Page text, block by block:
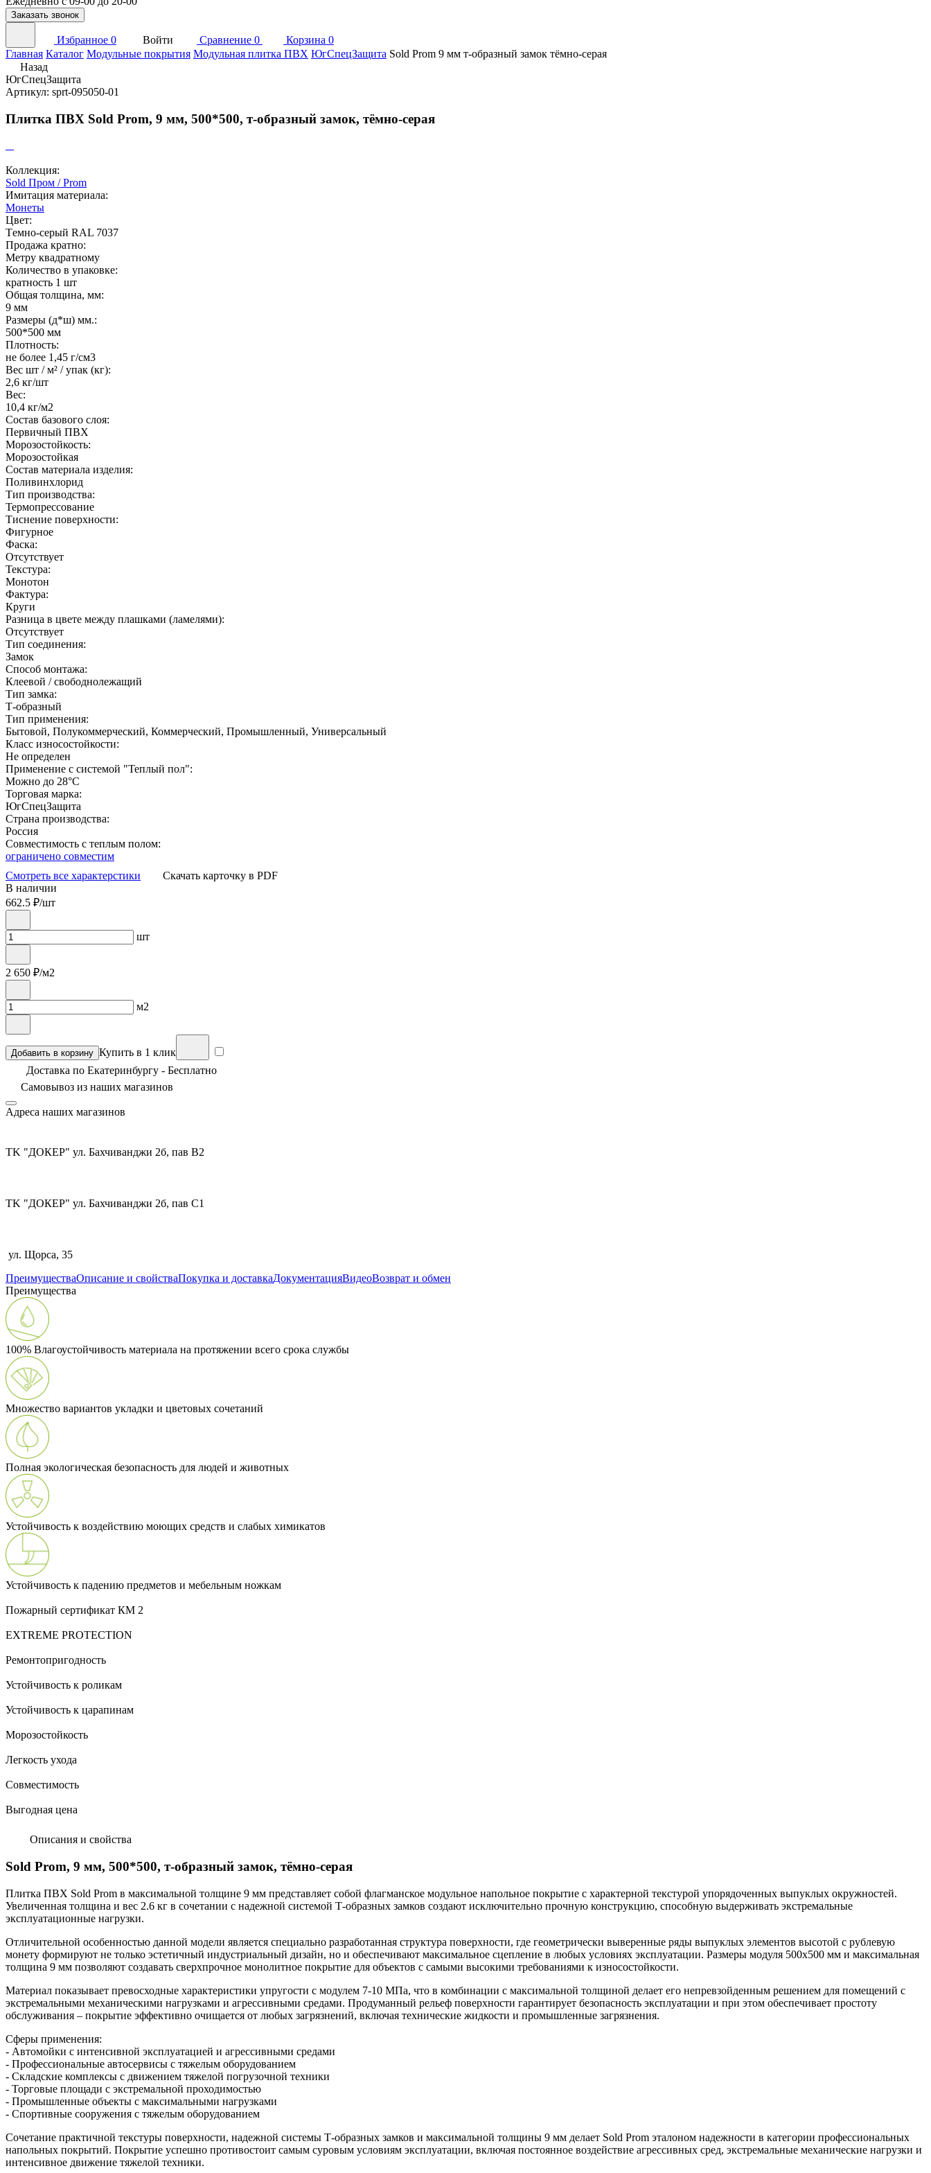
Заказать звонок
Избранное 0 Войти Сравнение 0 Корзина 0
Главная Каталог Модульные покрытия Модульная плитка ПВХ ЮгСпецЗащита Sold Prom 9 мм т-образный замок тёмно-серая
Назад
ЮгСпецЗащита
Артикул: sprt-095050-01
Плитка ПВХ Sold Prom, 9 мм, 500*500, т-образный замок, тёмно-серая
Коллекция:
Sold Пром / Prom
Имитация материала:
Монеты
Цвет:
Тeмно-серый RAL 7037
Продажа кратно:
Метру квадратному
Количество в упаковке:
кратность 1 шт
Общая толщина, мм:
9 мм
Размеры (д*ш) мм.:
500*500 мм
Плотность:
не более 1,45 г/см3
Вес шт / м² / упак (кг):
2,6 кг/шт
Вес:
10,4 кг/м2
Состав базового слоя:
Первичный ПВХ
Морозостойкость:
Морозостойкая
Состав материала изделия:
Поливинхлорид
Тип производства:
Термопрессование
Тиснение поверхности:
Фигурное
Фаска:
Отсутствует
Текстура:
Монотон
Фактура:
Круги
Разница в цвете между плашками (ламелями):
Отсутствует
Тип соединения:
Замок
Способ монтажа:
Клеевой / свободнолежащий
Тип замка:
Т-образный
Тип применения:
Бытовой, Полукоммерческий, Коммерческий, Промышленный, Универсальный
Класс износостойкости:
Не определен
Применение с системой "Теплый пол":
Можно до 28°С
Торговая марка:
ЮгСпецЗащита
Страна производства:
Россия
Совместимость с теплым полом:
ограничено совместим
Смотреть все характерстики
Скачать карточку в PDF
В наличии
662.5 ₽/шт
шт
2 650 ₽/м2
м2
Добавить в корзину Купить в 1 клик
Доставка по Екатеринбургу - Бесплатно
Самовывоз из наших магазинов
Адреса наших магазинов
TK "ДОКЕР" ул. Бахчиванджи 2б, пав В2
TK "ДОКЕР" ул. Бахчиванджи 2б, пав С1
ул. Щорса, 35
ПреимуществаОписание и свойстваПокупка и доставкаДокументацияВидеоВозврат и обмен
Преимущества
100% Влагоустойчивость материала на протяжении всего срока службы
Множество вариантов укладки и цветовых сочетаний
Полная экологическая безопасность для людей и животных
Устойчивость к воздействию моющих средств и слабых химикатов
Устойчивость к падению предметов и мебельным ножкам
Пожарный сертификат КМ 2
EXTREME PROTECTION
Ремонтопригодность
Устойчивость к роликам
Устойчивость к царапинам
Морозостойкость
Легкость ухода
Совместимость
Выгодная цена
Описания и свойства
Sold Prom, 9 мм, 500*500, т-образный замок, тёмно-серая
Плитка ПВХ Sold Prom в максимальной толщине 9 мм представляет собой флагманское модульное напольное покрытие с характерной текстурой упорядоченных выпуклых окружностей.
Увеличенная толщина и вес 2.6 кг в сочетании с надежной системой Т-образных замков создают исключительно прочную конструкцию, способную выдерживать экстремальные
эксплуатационные нагрузки.
Отличительной особенностью данной модели является специально разработанная структура поверхности, где геометрически выверенные ряды выпуклых элементов высотой с рублевую
монету формируют не только эстетичный индустриальный дизайн, но и обеспечивают максимальное сцепление в любых условиях эксплуатации. Размеры модуля 500х500 мм и максимальная
толщина 9 мм позволяют создавать сверхпрочное монолитное покрытие для объектов с самыми высокими требованиями к износостойкости.
Материал показывает превосходные характеристики упругости с модулем 7-10 МПа, что в комбинации с максимальной толщиной делает его непревзойденным решением для помещений с
экстремальными механическими нагрузками и агрессивными средами. Продуманный рельеф поверхности гарантирует безопасность эксплуатации и при этом обеспечивает простоту
обслуживания – покрытие эффективно очищается от любых загрязнений, включая технические жидкости и промышленные загрязнения.
Сферы применения:
- Автомойки с интенсивной эксплуатацией и агрессивными средами
- Профессиональные автосервисы с тяжелым оборудованием
- Складские комплексы с движением тяжелой погрузочной техники
- Торговые площади с экстремальной проходимостью
- Промышленные объекты с максимальными нагрузками
- Спортивные сооружения с тяжелым оборудованием
Сочетание практичной текстуры поверхности, надежной системы Т-образных замков и максимальной толщины 9 мм делает Sold Prom эталоном надежности в категории профессиональных
напольных покрытий. Покрытие успешно противостоит самым суровым условиям эксплуатации, включая постоянное воздействие агрессивных сред, экстремальные механические нагрузки и
интенсивное движение тяжелой техники.